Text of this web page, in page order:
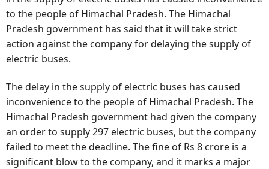
to the people of Himachal Pradesh. The Himachal
Pradesh government has said that it will take strict
action against the company for delaying the supply of
electric buses.
The delay in the supply of electric buses has caused
inconvenience to the people of Himachal Pradesh. The
Himachal Pradesh government had given the company
an order to supply 297 electric buses, but the company
failed to meet the deadline. The fine of Rs 8 crore is a
significant blow to the company, and it marks a major